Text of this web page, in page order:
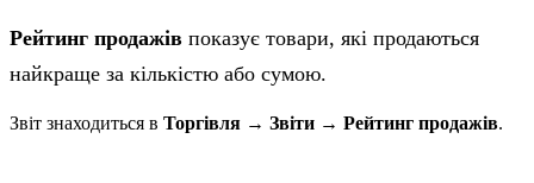
Рейтинг продажів показує товари, які продаються
найкраще за кількістю або сумою.
Звіт знаходиться в Торгівля → Звіти → Рейтинг продажів.